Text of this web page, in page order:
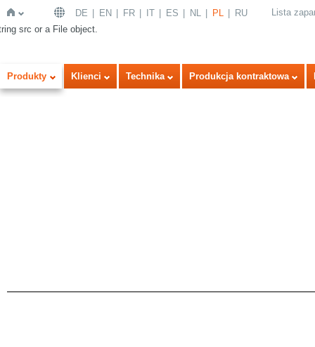
Strona
DE EN FR IT ES NL PL RU Lista
Produkty Klienci Technika Produkcja kontraktowa
src or a File object.